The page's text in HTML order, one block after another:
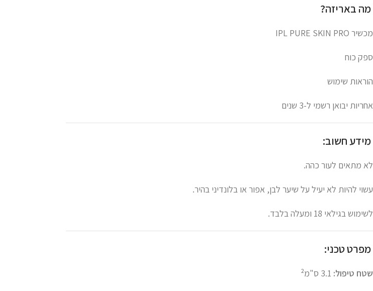
מה באריזה?
מכשיר IPL PURE SKIN PRO
ספק כוח
הוראות שימוש
אחריות יבואן רשמי ל-3 שנים
מידע חשוב:
לא מתאים לעור כהה.
עשוי להיות לא יעיל על שיער לבן, אפור או בלונדיני בהיר.
לשימוש בגילאי 18 ומעלה בלבד.
מפרט טכני:
שטח טיפול: